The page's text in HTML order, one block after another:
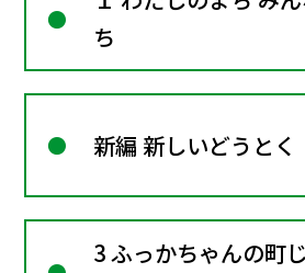
ち
新編 新しいどうと
3 ふっかちゃんの町